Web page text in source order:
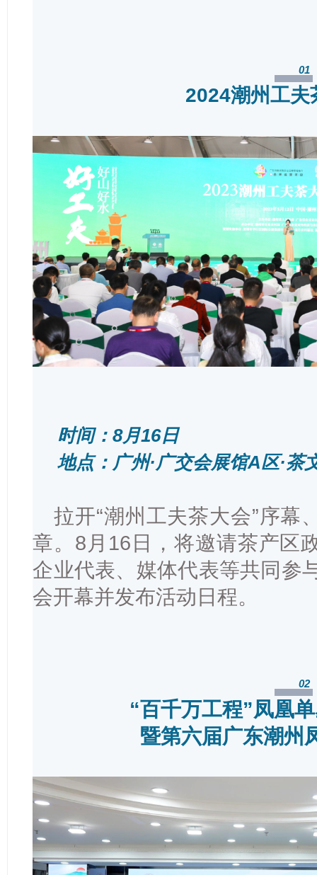
01
2024潮州工夫
时间：8月16日
地点：广州·广交会展馆A区·茶
拉开“潮州工夫茶大会”序幕
章。8月16日，将邀请茶产区
企业代表、媒体代表等共同参
会开幕并发布活动日程。
02
“百千万工程”凤凰
暨第六届广东潮州